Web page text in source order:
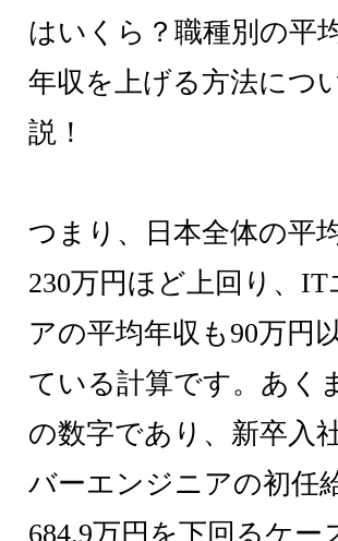
はいくら？職種別の平
年収を上げる方法につ
説！
つまり、日本全体の平
230万円ほど上回り、IT
アの平均年収も90万円
ている計算です。あく
の数字であり、新卒入
バーエンジニアの初任
684.9万円を下回るケー